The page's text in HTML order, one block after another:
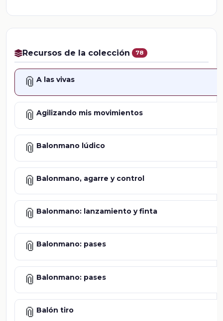
Recursos de la colección 78
📎 A las vivas
📎 Agilizando mis movimientos
📎 Balonmano lúdico
📎 Balonmano, agarre y control
📎 Balonmano: lanzamiento y finta
📎 Balonmano: pases
📎 Balonmano: pases
📎 Balón tiro